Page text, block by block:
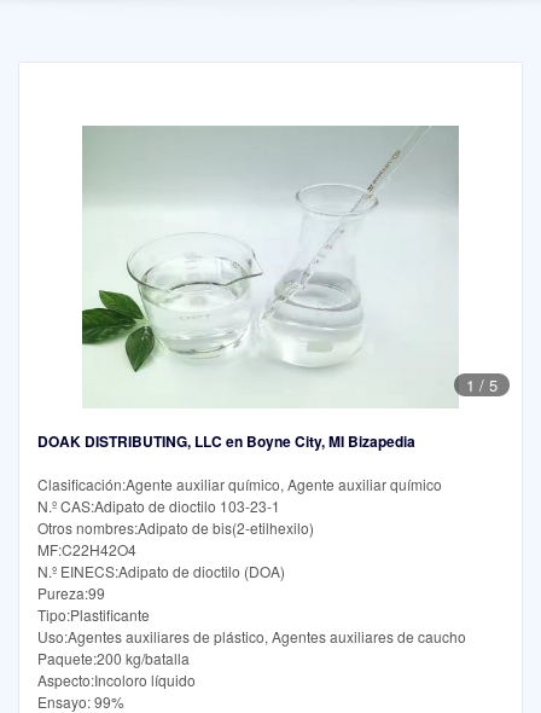
1 / 5
DOAK DISTRIBUTING, LLC en Boyne City, MI Bizapedia
Clasificación:Agente auxiliar químico, Agente auxiliar químico
N.º CAS:Adipato de dioctilo 103-23-1
Otros nombres:Adipato de bis(2-etilhexilo)
MF:C22H42O4
N.º EINECS:Adipato de dioctilo (DOA)
Pureza:99
Tipo:Plastificante
Uso:Agentes auxiliares de plástico, Agentes auxiliares de caucho
Paquete:200 kg/batalla
Aspecto:Incoloro líquido
Ensayo: 99%